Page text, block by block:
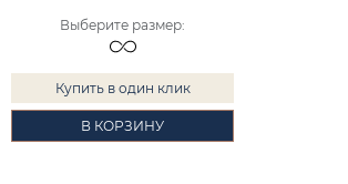
Выберите размер:
Купить в один клик
В КОРЗИНУ